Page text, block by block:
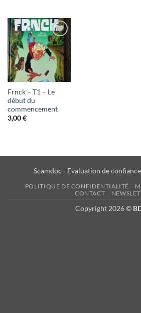
Ajouter
à ma
liste
Frnck – T1 – Le
début du
commencement
3,00€
Scamdoc - Evaluation de
POLITIQUE DE CONFIDENTIALITÉ
CONTACT
Copyright 2026 ©